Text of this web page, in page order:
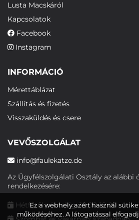
Lusta Macskáról
Kapcsolatok
Facebook
Instagram
INFORMÁCIÓ
Mérettáblázat
Szállítás és fizetés
Visszaküldés és csere
VEVŐSZOLGÁLAT
info@faulekatze.de
Az Ügyfélszolgálati Osztály az alábbi
rendelkezésére:
Hétfőtől péntekig: 10:00-19:00
Ez a webhely azért használ
működéséhez. A látogatással